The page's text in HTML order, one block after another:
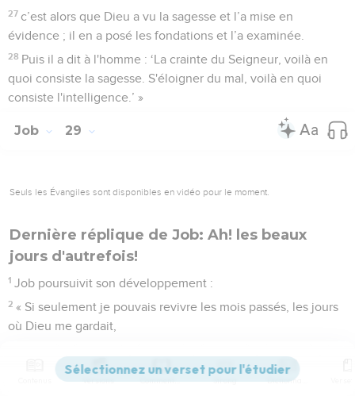
27 c’est alors que Dieu a vu la sagesse et l’a mise en
évidence ; il en a posé les fondations et l’a examinée.
28 Puis il a dit à l'homme : ‘La crainte du Seigneur, voilà en
quoi consiste la sagesse. S'éloigner du mal, voilà en quoi
consiste l'intelligence.’ »
Job 29
Seuls les Évangiles sont disponibles en vidéo pour le moment.
Dernière réplique de Job: Ah! les beaux
jours d'autrefois!
1 Job poursuivit son développement :
2 « Si seulement je pouvais revivre les mois passés, les jours
où Dieu me gardait,
dans les ténèbres !
Versions Commentaires Strong